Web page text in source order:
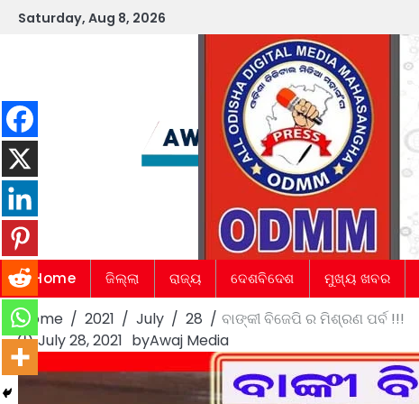
SkipSaturday, Aug 8, 2026
Home ଜିଲ୍ଲା ରାଜ୍ୟ ଦେଶବିଦେଶ ମୁଖ୍ୟ ଖବର
Home 2021 July 28
ବାଙ୍କୀ ବିଜେପି ର ମିଶ୍ରଣ ପର୍ବ !!!
July 28, 2021 byAwaj Media